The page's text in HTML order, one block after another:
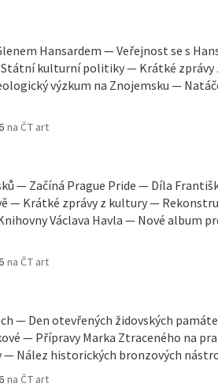
Hansardem — Veřejnost se s
kulturní politiky — Krátké zprávy
výzkum na Znojemsku —
na ČT art
— Začíná Prague Pride — Díla
— Krátké zprávy z kultury —
Václava Havla — Nové album
na ČT art
— Den otevřených židovských
— Přípravy Marka Ztraceného na
— Nález historických bronzových
na ČT art